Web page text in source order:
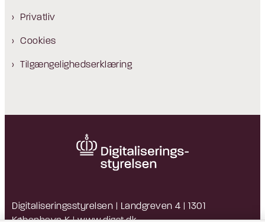
Privatliv
Cookies
Tilgængelighedserklæring
Digitaliseringsstyrelsen | Landgreven 4 | 1301